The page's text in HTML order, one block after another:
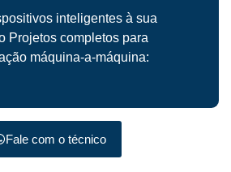
inteligentes à sua
Projetos completos para
máquina-a-máquina:
Fale com o técnico